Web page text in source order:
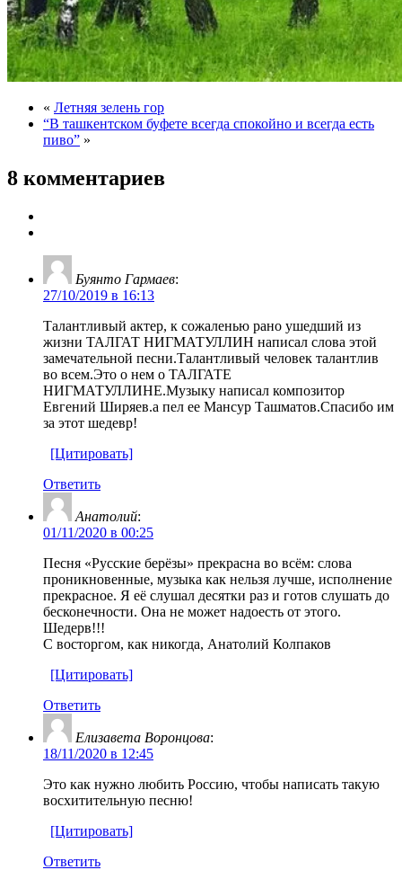
« Летняя зелень гор
“В ташкентском буфете всегда спокойно и всегда есть
пиво” »
8 комментариев
Буянто Гармаев:
27/10/2019 в 16:13
Талантливый актер, к сожаленью рано ушедший из
жизни ТАЛГАТ НИГМАТУЛЛИН написал слова этой
замечательной песни.Талантливый человек талантлив
во всем.Это о нем о ТАЛГАТЕ
НИГМАТУЛЛИНЕ.Музыку написал композитор
Евгений Ширяев.а пел ее Мансур Ташматов.Спасибо им
за этот шедевр!
[Цитировать]
Ответить
Анатолий:
01/11/2020 в 00:25
Песня «Русские берёзы» прекрасна во всём: слова
проникновенные, музыка как нельзя лучше, исполнение
прекрасное. Я её слушал десятки раз и готов слушать до
бесконечности. Она не может надоесть от этого.
Шедерв!!!
С восторгом, как никогда, Анатолий Колпаков
[Цитировать]
Ответить
Елизавета Воронцова:
18/11/2020 в 12:45
Это как нужно любить Россию, чтобы написать такую
восхитительную песню!
[Цитировать]
Ответить